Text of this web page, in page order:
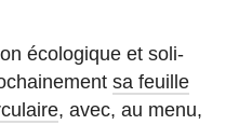
éco­lo­gique et so­li­
sa feuille
, avec, au menu,